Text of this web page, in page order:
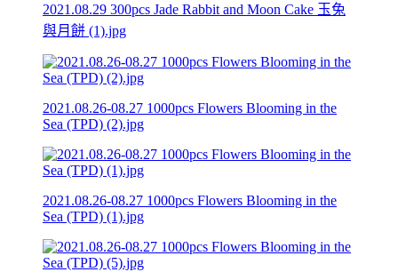
2021.08.29 300pcs Jade Rabbit and Moon Cake 玉兔
與月餅 (1).jpg
2021.08.26-08.27 1000pcs Flowers Blooming in the
Sea (TPD) (2).jpg
2021.08.26-08.27 1000pcs Flowers Blooming in the
Sea (TPD) (1).jpg